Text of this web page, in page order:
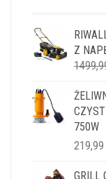
Z
750W
219,99
GRILL